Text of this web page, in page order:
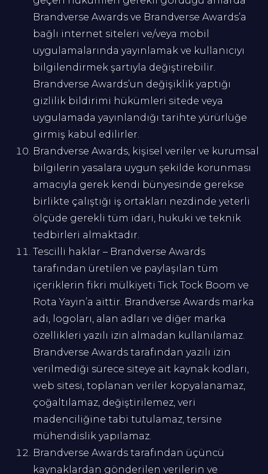
Brandverse Awards ve Brandverse Awards’a
bağlı internet siteleri ve/veya mobil
uygulamalarında yayınlamak ve kullanıcıyı
bilgilendirmek şartıyla değiştirebilir.
Brandverse Awards’un değişiklik yaptığı
gizlilik bildirimi hükümleri sitede veya
uygulamada yayınlandığı tarihte yürürlüğe
girmiş kabul edilirler.
Brandverse Awards, kişisel veriler ve kurumsal
bilgilerin yasalara uygun şekilde korunması
amacıyla gerek kendi bünyesinde gerekse
birlikte çalıştığı iş ortakları nezdinde yeterli
ölçüde gerekli tüm idari, hukuki ve teknik
tedbirleri almaktadır.
Tescilli haklar – Brandverse Awards
tarafından üretilen ve paylaşılan tüm
içeriklerin fikri mülkiyeti Tick Tock Boom ve
Rota Yayın’a aittir. Brandverse Awards marka
adı, logoları, alan adları ve diğer marka
özellikleri yazılı izin almadan kullanılamaz.
Brandverse Awards tarafından yazılı izin
verilmediği sürece siteye ait kaynak kodları,
web sitesi, toplanan veriler kopyalanamaz,
çoğaltılamaz, değiştirilemez, veri
madenciliğine tabi tutulamaz, tersine
mühendislik yapılamaz.
Brandverse Awards tarafından üçüncü
kaynaklardan gönderilen verilerin ve